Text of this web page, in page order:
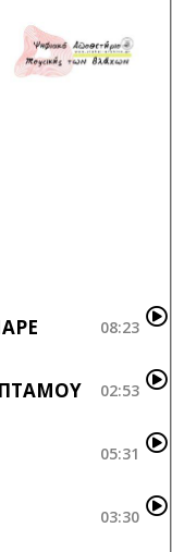
08:23
02:53
05:31
03:30